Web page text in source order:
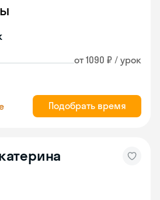
от 1090 ₽ / урок
Подобрать время